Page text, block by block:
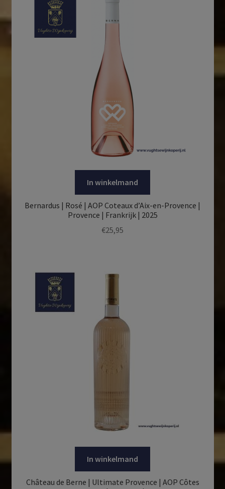
In winkelmand
Bernardus | Rosé | AOP Coteaux d’Aix-en-Provence |
Provence | Frankrijk | 2025
€25,95
In winkelmand
Château de Berne | Ultimate Provence | AOP Côtes